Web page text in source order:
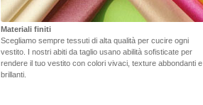
Materiali finiti
Scegliamo sempre tessuti di alta qualità per cucire ogni
vestito. I nostri abiti da taglio usano abilità sofisticate per
rendere il tuo vestito con colori vivaci, texture abbondanti e
brillanti.